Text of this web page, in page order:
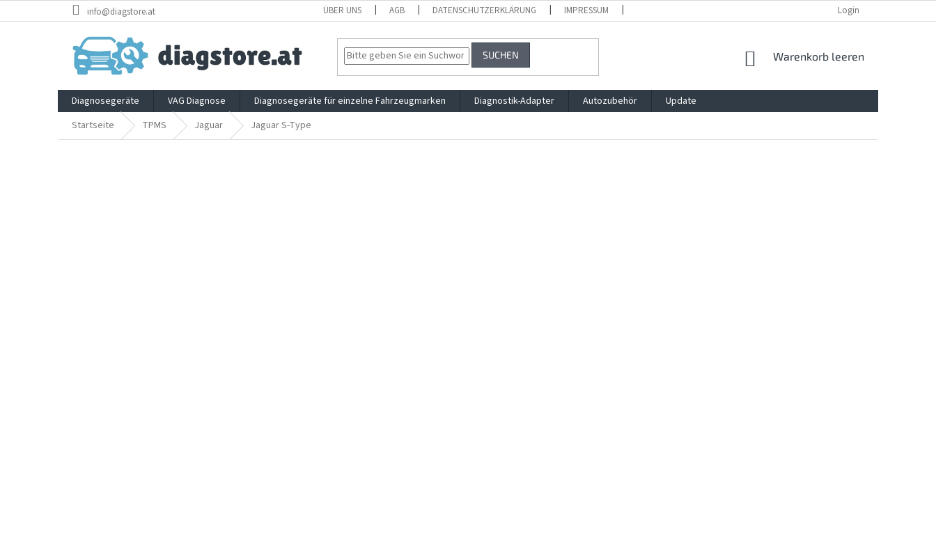
Inhalt
info@diagstore.at ÜBER UNS AGB DATENSCHUTZERKLÄRUNG IMPRESSUM Login
SUCHEN WARENKORB
Warenkorb leeren
Diagnosegeräte VAG Diagnose Diagnosegeräte für einzelne Fahrzeugmarken Diagnostik-Adapter Autozubehör
Update
Startseite
TPMS Jaguar Jaguar S-Type